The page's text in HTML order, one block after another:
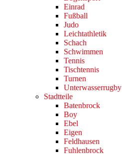
Einrad
Fußball
Judo
Leichtathletik
Schach
Schwimmen
Tennis
Tischtennis
Turnen
Unterwasserrugby
Stadtteile
Batenbrock
Boy
Ebel
Eigen
Feldhausen
Fuhlenbrock